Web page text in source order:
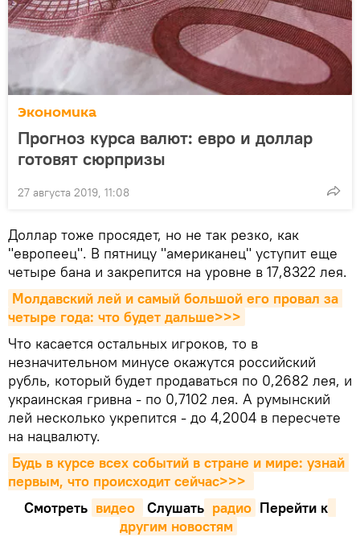
Экономика
Прогноз курса валют: евро и доллар
готовят сюрпризы
27 августа 2019, 11:08
Доллар тоже просядет, но не так резко, как
"европеец". В пятницу "американец" уступит еще
четыре бана и закрепится на уровне в 17,8322 лея.
Молдавский лей и самый большой его провал за
четыре года: что будет дальше>>>
Что касается остальных игроков, то в
незначительном минусе окажутся российский
рубль, который будет продаваться по 0,2682 лея, и
украинская гривна - по 0,7102 лея. А румынский
лей несколько укрепится - до 4,2004 в пересчете
на нацвалюту.
Будь в курсе всех событий в стране и мире: узнай
первым, что происходит сейчаc>>>
Смотреть видео Cлушать радио Перейти к
другим новостям